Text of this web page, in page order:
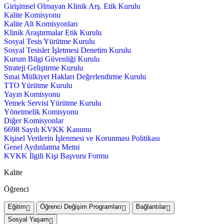
Girişimsel Olmayan Klinik Arş. Etik Kurulu
Kalite Komisyonu
Kalite Alt Komisyonları
Klinik Araştırmalar Etik Kurulu
Sosyal Tesis Yürütme Kurulu
Sosyal Tesisler İşletmesi Denetim Kurulu
Kurum Bilgi Güvenliği Kurulu
Strateji Geliştirme Kurulu
Sınai Mülkiyet Hakları Değerlendirme Kurulu
TTO Yürütme Kurulu
Yayın Komisyonu
Yemek Servisi Yürütme Kurulu
Yönetmelik Komisyonu
Diğer Komisyonlar
6698 Sayılı KVKK Kanunu
Kişisel Verilerin İşlenmesi ve Korunması Politikası
Genel Aydınlatma Metni
KVKK İlgili Kişi Başvuru Formu
Kalite
Öğrenci
Eğitim Öğrenci Değişim Programları
Bağlantılar
Sosyal Yaşam